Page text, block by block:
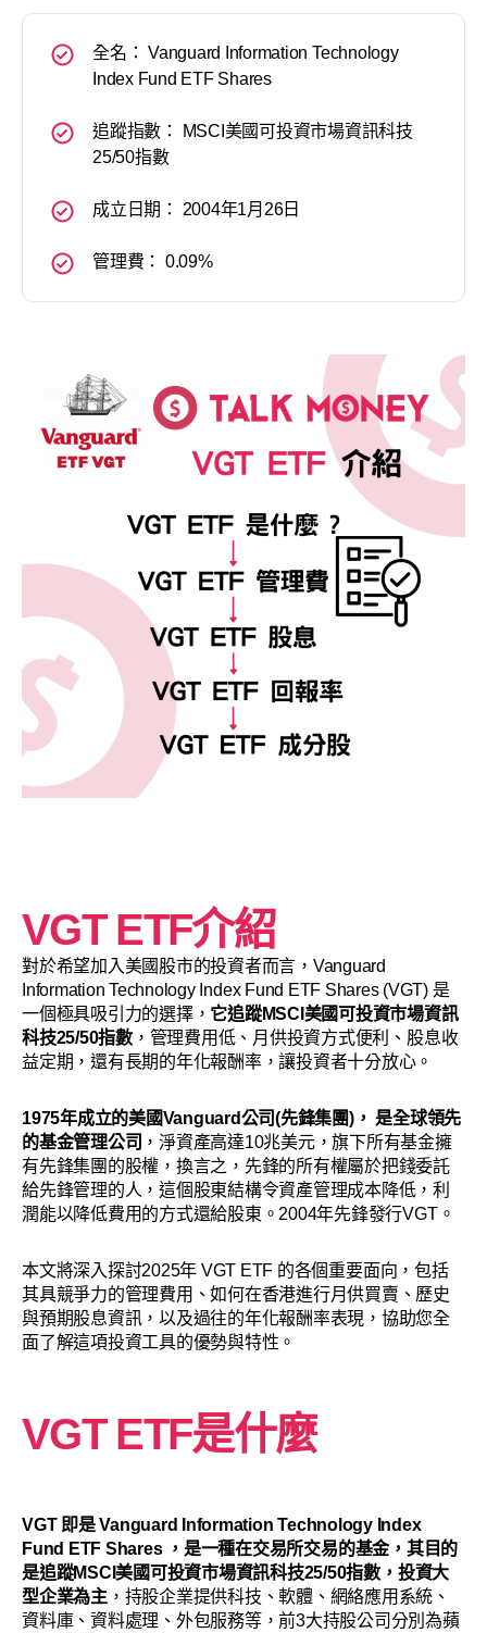
全名： Vanguard Information Technology
Index Fund ETF Shares
追蹤指數： MSCI美國可投資市場資訊科技
25/50指數
成立日期： 2004年1月26日
管理費： 0.09%
VGT ETF介紹
對於希望加入美國股市的投資者而言，Vanguard
Information Technology Index Fund ETF Shares (VGT) 是
一個極具吸引力的選擇， 它追蹤MSCI美國可投資市場資訊
科技25/50指數，管理費用低、月供投資方式便利、股息收
益定期，還有長期的年化報酬率，讓投資者十分放心。
1975年成立的美國Vanguard公司(先鋒集團)， 是全球領先
的基金管理公司 ，淨資產高達10兆美元，旗下所有基金擁
有先鋒集團的股權，換言之，先鋒的所有權屬於把錢委託
給先鋒管理的人，這個股東結構令資產管理成本降低，利
潤能以降低費用的方式還給股東。2004年先鋒發行VGT。
本文將深入探討2025年 VGT ETF 的各個重要面向，包括
其具競爭力的管理費用、如何在香港進行月供買賣、歷史
與預期股息資訊，以及過往的年化報酬率表現，協助您全
面了解這項投資工具的優勢與特性。
VGT ETF是什麼
VGT 即是 Vanguard Information Technology Index
Fund ETF Shares ，是一種在交易所交易的基金，其目的
是追蹤MSCI美國可投資市場資訊科技25/50指數，投資大
型企業為主 ，持股企業提供科技、軟體、網絡應用系統、
資料庫、資料處理、外包服務等，前3大持股公司分別為蘋